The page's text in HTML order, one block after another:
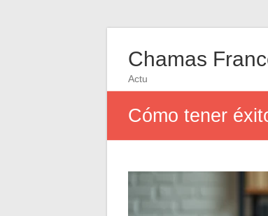
Chamas
Actu
Cómo tener